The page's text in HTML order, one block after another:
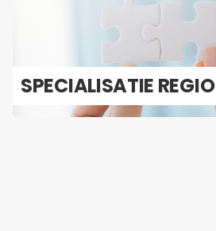
SPE­CI­A­LI­SA­TIE REGIO